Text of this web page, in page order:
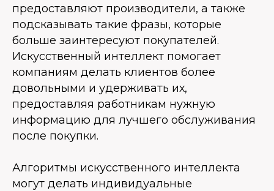
предоставляют производители, а также
подсказывать такие фразы, которые
больше заинтересуют покупателей.
Искусственный интеллект помогает
компаниям делать клиентов более
довольными и удерживать их,
предоставляя работникам нужную
информацию для лучшего обслуживания
после покупки.
Алгоритмы искусственного интеллекта
могут делать индивидуальные